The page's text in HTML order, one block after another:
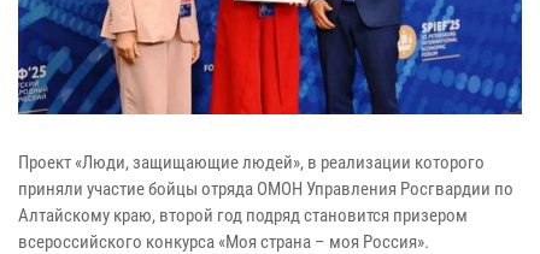
Проект «Люди, защищающие людей», в реализации которого
приняли участие бойцы отряда ОМОН Управления Росгвардии по
Алтайскому краю, второй год подряд становится призером
всероссийского конкурса «Моя страна – моя Россия».